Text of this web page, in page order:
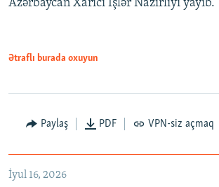
Azərbaycan Xarici İşlər Nazirliyi yayıb.
Ətraflı burada oxuyun
Paylaş PDF VPN-siz açmaq
İyul 16, 2026